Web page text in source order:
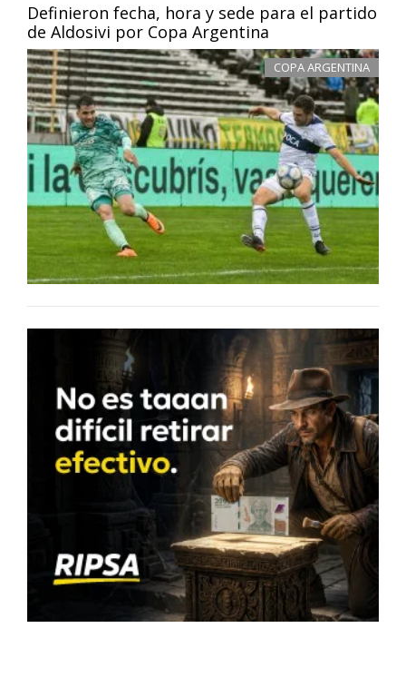
Definieron fecha, hora y sede para el partido
de Aldosivi por Copa Argentina
COPA ARGENTINA